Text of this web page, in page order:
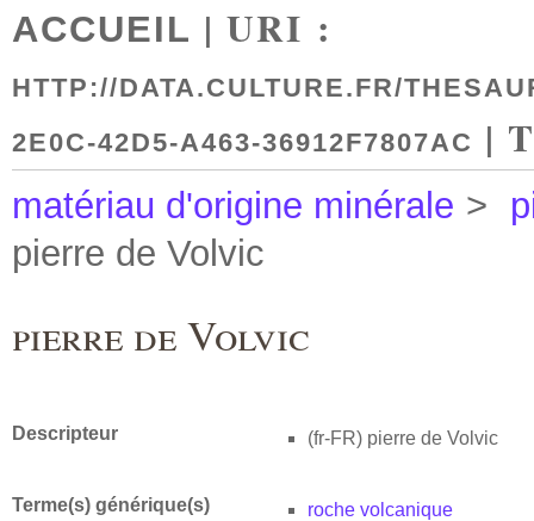
ACCUEIL | URI :
HTTP://DATA.CULTURE.FR/
2E0C-42D5-A463-36912F7807AC |
matériau d'origine minérale >
pierre de Volvic
pierre de Volvic
Descripteur (fr-FR) pierre de Volvic
Terme(s) générique(s) roche volcanique